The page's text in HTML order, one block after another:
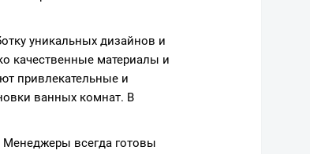
уникальных дизайнов и
качественные материалы и
привлекательные и
ванных комнат. В
Менеджеры всегда готовы